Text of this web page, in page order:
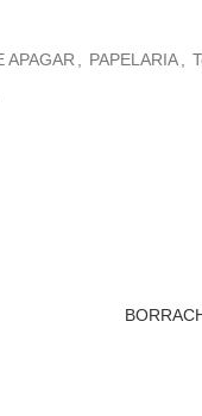
APAGAR , PAPELARIA,